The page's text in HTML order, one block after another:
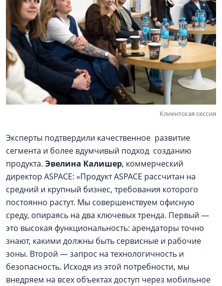
Клиентская сессия
Эксперты подтвердили качественное развитие
сегмента и более вдумчивый подход созданию
продукта. Эвелина Калишер, коммерческий
директор ASPACE: «Продукт ASPACE рассчитан на
средний и крупный бизнес, требования которого
постоянно растут. Мы совершенствуем офисную
среду, опираясь на два ключевых тренда. Первый —
это высокая функциональность: арендаторы точно
знают, какими должны быть сервисные и рабочие
зоны. Второй — запрос на технологичность и
безопасность. Исходя из этой потребности, мы
внедряем на всех объектах доступ через мобильное